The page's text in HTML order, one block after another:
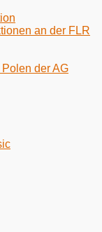
an der FLR
der AG